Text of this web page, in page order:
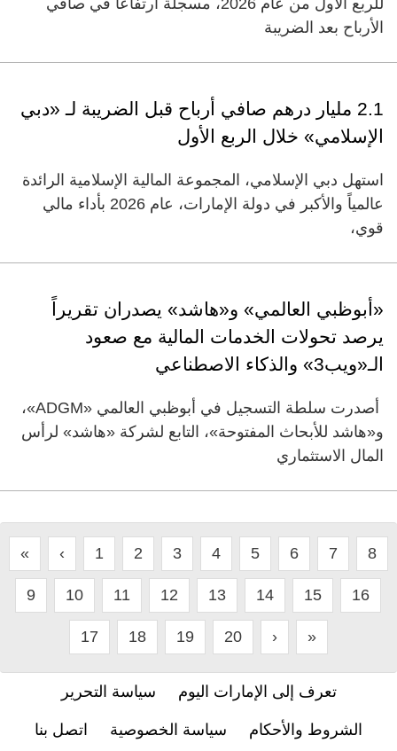
الأرباح بعد الضريبة
2.1 مليار درهم صافي أرباح قبل الضريبة لـ «دبي
الإسلامي» خلال الربع الأول
استهل دبي الإسلامي، المجموعة المالية الإسلامية الرائدة
عالمياً والأكبر في دولة الإمارات، عام 2026 بأداء مالي
قوي،
«أبوظبي العالمي» و«هاشد» يصدران تقريراً
يرصد تحولات الخدمات المالية مع صعود
الـ«ويب3» والذكاء الاصطناعي
أصدرت سلطة التسجيل في أبوظبي العالمي «ADGM»،
و«هاشد للأبحاث المفتوحة»، التابع لشركة «هاشد» لرأس
المال الاستثماري
« ‹ 1 2 3 4 5 6 7 8
9 10 11 12 13 14 15 16
17 18 19 20 › »
تعرف إلى الإمارات اليوم سياسة التحرير
الشروط والأحكام سياسة الخصوصية اتصل بنا